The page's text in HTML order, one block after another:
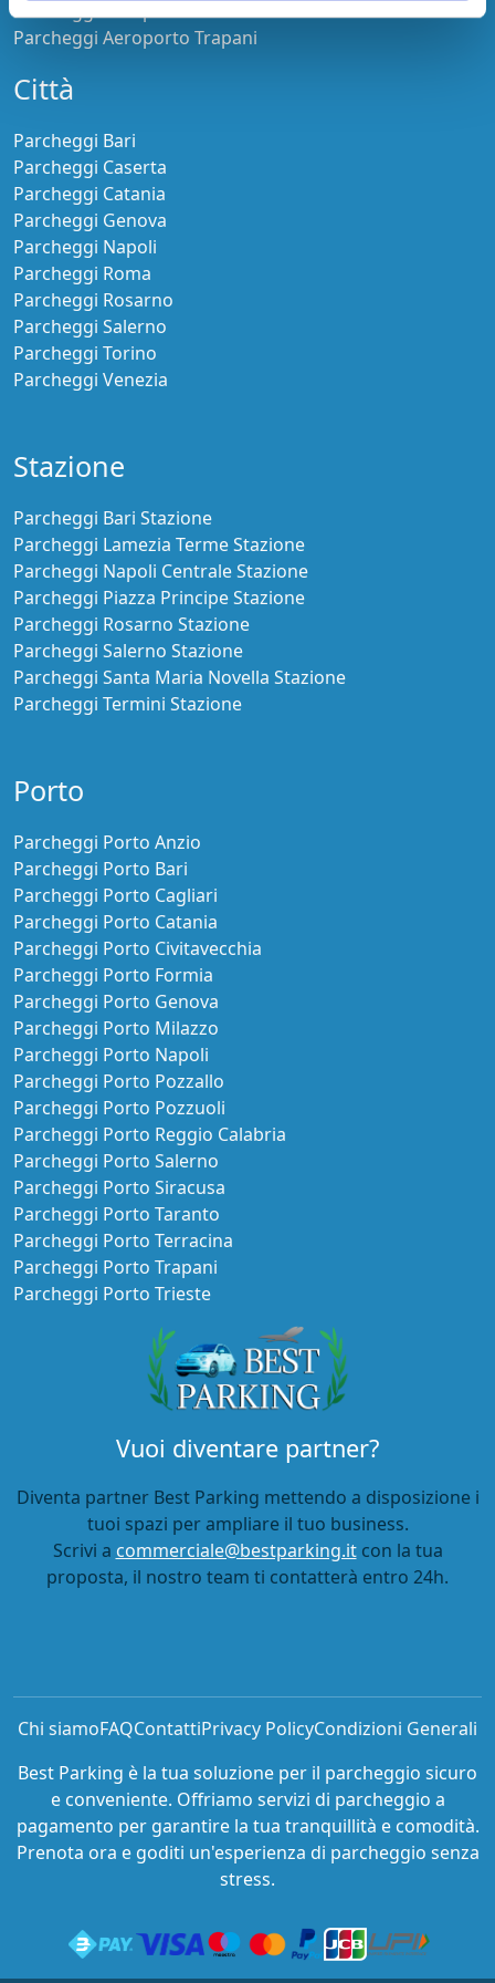
Parcheggi Aeroporto Torino
Parcheggi Aeroporto Trapani
Città
Parcheggi Bari
Parcheggi Caserta
Parcheggi Catania
Parcheggi Genova
Parcheggi Napoli
Parcheggi Roma
Parcheggi Rosarno
Parcheggi Salerno
Parcheggi Torino
Parcheggi Venezia
Stazione
Parcheggi Bari Stazione
Parcheggi Lamezia Terme Stazione
Parcheggi Napoli Centrale Stazione
Parcheggi Piazza Principe Stazione
Parcheggi Rosarno Stazione
Parcheggi Salerno Stazione
Parcheggi Santa Maria Novella Stazione
Parcheggi Termini Stazione
Porto
Parcheggi Porto Anzio
Parcheggi Porto Bari
Parcheggi Porto Cagliari
Parcheggi Porto Catania
Parcheggi Porto Civitavecchia
Parcheggi Porto Formia
Parcheggi Porto Genova
Parcheggi Porto Milazzo
Parcheggi Porto Napoli
Parcheggi Porto Pozzallo
Parcheggi Porto Pozzuoli
Parcheggi Porto Reggio Calabria
Parcheggi Porto Salerno
Parcheggi Porto Siracusa
Parcheggi Porto Taranto
Parcheggi Porto Terracina
Parcheggi Porto Trapani
Parcheggi Porto Trieste
Vuoi diventare partner?
Diventa partner Best Parking mettendo a disposizione i
tuoi spazi per ampliare il tuo business.
Scrivi a commerciale@bestparking.itcon la tua
proposta, il nostro team ti contatterà entro 24h.
Chi siamoFAQContattiPrivacy PolicyCondizioni Generali
Best Parking è la tua soluzione per il parcheggio sicuro
e conveniente. Offriamo servizi di parcheggio a
pagamento per garantire la tua tranquillità e comodità.
Prenota ora e goditi un'esperienza di parcheggio senza
stress.